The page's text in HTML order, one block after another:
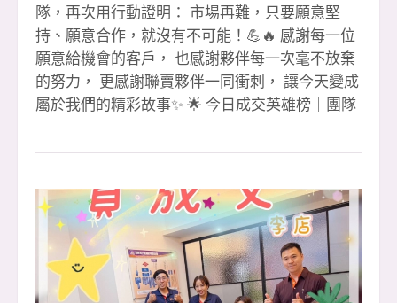
隊，再次用行動證明： 市場再難，只要願意堅
持、願意合作，就沒有不可能！💪🔥 感謝每一位
願意給機會的客戶， 也感謝夥伴每一次毫不放棄
的努力， 更感謝聯賣夥伴一同衝刺， 讓今天變成
屬於我們的精彩故事✨ 🌟 今日成交英雄榜｜團隊
雅 🎉 珮愉 🎉（領袖店） 2 簽（聯賣）👉 淑惠經
👏👏 這是一場真正的團隊戰， 彼此補位、彼此成
就、彼此相挺， 才能創造出一日連環炮的震撼
力！ 🔥 感謝最強聯賣軍團全力支援 #感謝聯賣領
袖店劉店 &amp; 彥誼副理共創佳績 #112年勇奪大
家房屋全國雙料總冠軍 #感謝忠信協理、小潘協